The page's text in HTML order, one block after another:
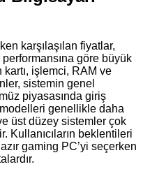
karşılaşılan fiyatlar,
göre büyük
kartı, işlemci, RAM ve
sistemin genel
piyasasında giriş
genellikle daha
üst düzey sistemler çok
Kullanıcıların beklentileri
gaming PC’yi seçerken